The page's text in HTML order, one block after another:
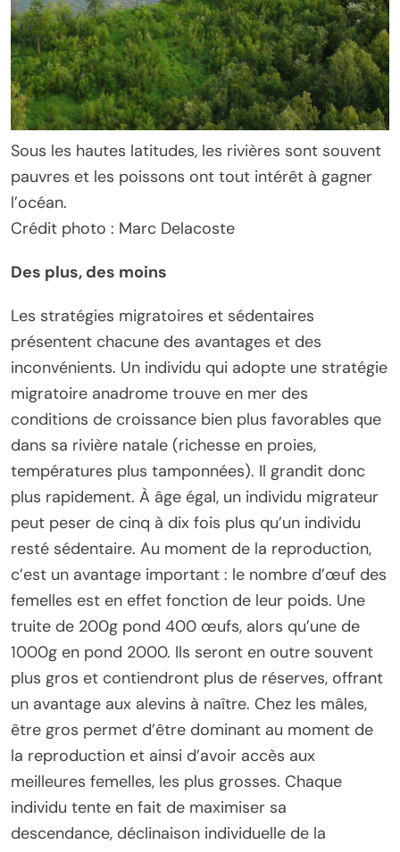
Sous les hautes latitudes, les rivières sont souvent
pauvres et les poissons ont tout intérêt à gagner
l’océan.
Crédit photo : Marc Delacoste
Des plus, des moins
Les stratégies migratoires et sédentaires
présentent chacune des avantages et des
inconvénients. Un individu qui adopte une stratégie
migratoire anadrome trouve en mer des
conditions de croissance bien plus favorables que
dans sa rivière natale (richesse en proies,
températures plus tamponnées). Il grandit donc
plus rapidement. À âge égal, un individu migrateur
peut peser de cinq à dix fois plus qu’un individu
resté sédentaire. Au moment de la reproduction,
c’est un avantage important : le nombre d’œuf des
femelles est en effet fonction de leur poids. Une
truite de 200g pond 400 œufs, alors qu’une de
1000g en pond 2000. Ils seront en outre souvent
plus gros et contiendront plus de réserves, offrant
un avantage aux alevins à naître. Chez les mâles,
être gros permet d’être dominant au moment de
la reproduction et ainsi d’avoir accès aux
meilleures femelles, les plus grosses. Chaque
individu tente en fait de maximiser sa
descendance, déclinaison individuelle de la